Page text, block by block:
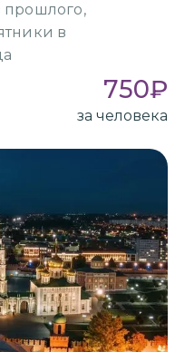
в
750₽
за человека